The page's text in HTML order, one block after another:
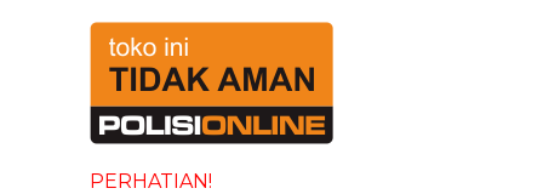
PERHATIAN!